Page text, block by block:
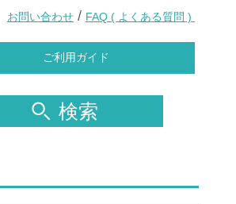
お問い合わせ / FAQ ( よくある質問 )
ご利用ガイド
検索